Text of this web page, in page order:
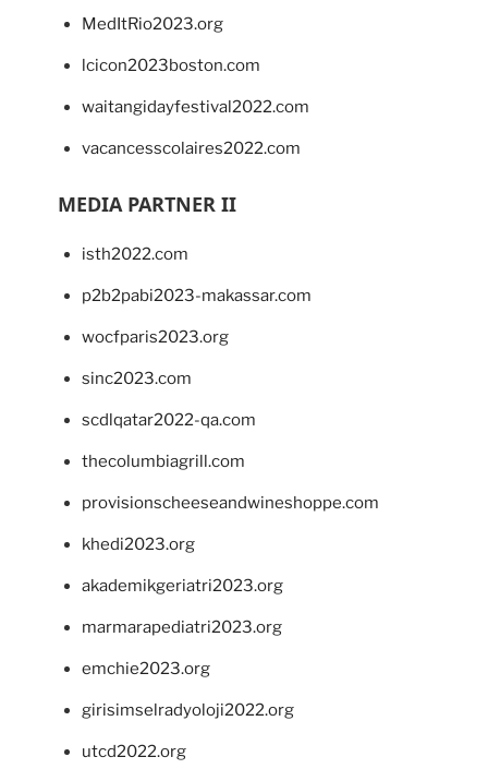
MedItRio2023.org
lcicon2023boston.com
waitangidayfestival2022.com
vacancesscolaires2022.com
MEDIA PARTNER II
isth2022.com
p2b2pabi2023-makassar.com
wocfparis2023.org
sinc2023.com
scdlqatar2022-qa.com
thecolumbiagrill.com
provisionscheeseandwineshoppe.com
khedi2023.org
akademikgeriatri2023.org
marmarapediatri2023.org
emchie2023.org
girisimselradyoloji2022.org
utcd2022.org